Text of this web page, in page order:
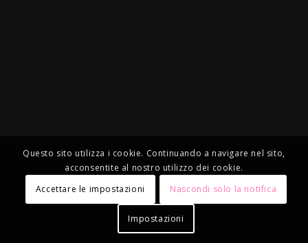
Questo sito utilizza i cookie. Continuando a navigare nel sito,
acconsentite al nostro utilizzo dei cookie.
Accettare le impostazioni
Nascondi solo la notifica
Impostazioni